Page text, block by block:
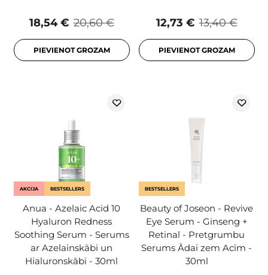
20,60 €
18,54 €
PIEVIENOT GROZAM
13,40 €
12,73 €
PIEVIENOT GROZAM
AKCIJA BESTSELLERS
Anua - Azelaic Acid 10
Hyaluron Redness
Soothing Serum - Serums
ar Azelainskābi un
Hialuronskābi - 30ml
BESTSELLERS
Beauty of Joseon - Revive
Eye Serum - Ginseng +
Retinal - Pretgrumbu
Serums Ādai zem Acīm -
30ml